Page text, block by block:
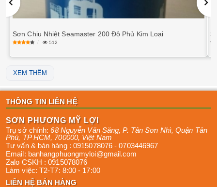
Sơn Chịu Nhiệt Seamaster 200 Độ Phủ Kim Loại
512
XEM THÊM
THÔNG TIN LIÊN HỆ
SƠN PHƯƠNG MỸ LỢI
Trụ sở chính:68 Nguyễn Văn Săng, P. Tân Sơn Nhì,Quận Tân
Phú, TP HCM, 700000, Việt Nam
Tư vấn & bán hàng : 0915078076 -0703446967
Email: banhangphuongmyloi@gmail.com
Zalo CSKH :0915078076
Làm việc: T2-T7: 8:00 - 17:00
LIÊN HỆ BÁN HÀNG